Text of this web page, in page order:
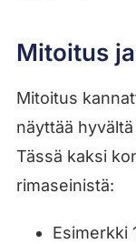
Mitoitus
Mitoitus
näyttää
Tässä kaksi
rimaseinistä:
Esimerkki